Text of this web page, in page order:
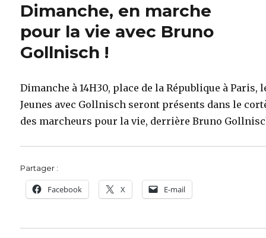
Dimanche, en marche
pour la vie avec Bruno
Gollnisch !
Dimanche à 14H30, place de la République à Paris,
Jeunes avec Gollnisch seront présents dans le
des marcheurs pour la vie, derrière Bruno
Partager :
Facebook X E-mail